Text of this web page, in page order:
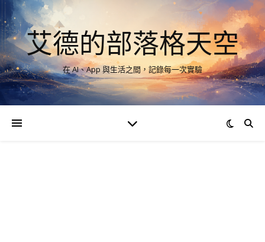
艾德的部落格天空
在 AI、App 與生活之間，記錄每一次實驗